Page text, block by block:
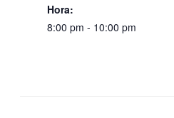
Hora:
8:00 pm - 10:00 pm